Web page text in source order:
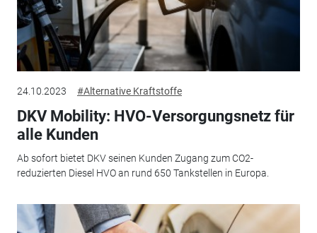
24.10.2023 #Alternative Kraftstoffe
DKV Mobility: HVO-Versorgungsnetz für
alle Kunden
Ab sofort bietet DKV seinen Kunden Zugang zum CO2-
reduzierten Diesel HVO an rund 650 Tankstellen in Europa.